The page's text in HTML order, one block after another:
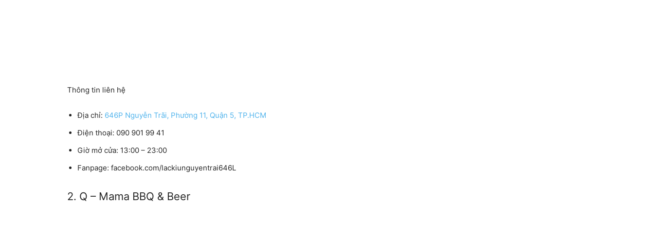
Thông tin liên hệ
Địa chỉ: 646P Nguyễn Trãi, Phường 11, Quận 5, TP.HCM
Điện thoại: 090 901 99 41
Giờ mở cửa: 13:00 – 23:00
Fanpage: facebook.com/lackiunguyentrai646L
2. Q – Mama BBQ & Beer